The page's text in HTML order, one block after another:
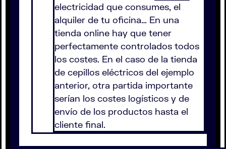
electricidad que consumes, el
alquiler de tu oficina… En una
tienda online hay que tener
perfectamente controlados todos
los costes. En el caso de la tienda
de cepillos eléctricos del ejemplo
anterior, otra partida importante
serían los costes logísticos y de
envío de los productos hasta el
cliente final.